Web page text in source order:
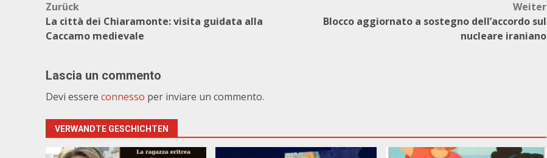
Beitragsnavigation
Zurück
La città dei Chiaramonte: visita guidata alla
Caccamo medievale
Weiter
Blocco aggiornato a sostegno dell’accordo sul
nucleare iraniano
Lascia un commento
Devi essere connesso per inviare un commento.
VERWANDTE GESCHICHTEN